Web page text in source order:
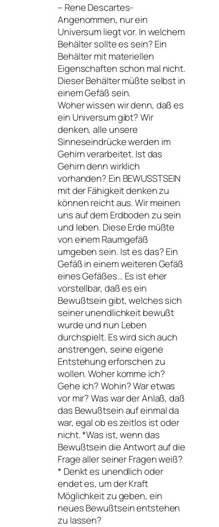
– Rene Descartes-
Angenommen, nur ein
Universum liegt vor. In welchem
Behälter sollte es sein? Ein
Behälter mit materiellen
Eigenschaften schon mal nicht.
Dieser Behälter müßte selbst in
einem Gefäß sein.
Woher wissen wir denn, daß es
ein Universum gibt? Wir
denken, alle unsere
Sinneseindrücke werden im
Gehirn verarbeitet. Ist das
Gehirn denn wirklich
vorhanden? Ein BEWUSSTSEIN
mit der Fähigkeit denken zu
können reicht aus. Wir meinen
uns auf dem Erdboden zu sein
und leben. Diese Erde müßte
von einem Raumgefäß
umgeben sein. Ist es das? Ein
Gefäß in einem weiteren Gefäß
eines Gefäßes… Es ist eher
vorstellbar, daß es ein
Bewußtsein gibt, welches sich
seiner unendlichkeit bewußt
wurde und nun Leben
durchspielt. Es wird sich auch
anstrengen, seine eigene
Entstehung erforschen zu
wollen. Woher komme ich?
Gehe ich? Wohin? War etwas
vor mir? Was war der Anlaß, daß
das Bewußtsein auf einmal da
war, egal ob es zeitlos ist oder
nicht. *Was ist, wenn das
Bewußtsein die Antwort auf die
Frage aller seiner Fragen weiß?
* Denkt es unendlich oder
endet es, um der Kraft
Möglichkeit zu geben, ein
neues Bewußtsein entstehen
zu lassen?